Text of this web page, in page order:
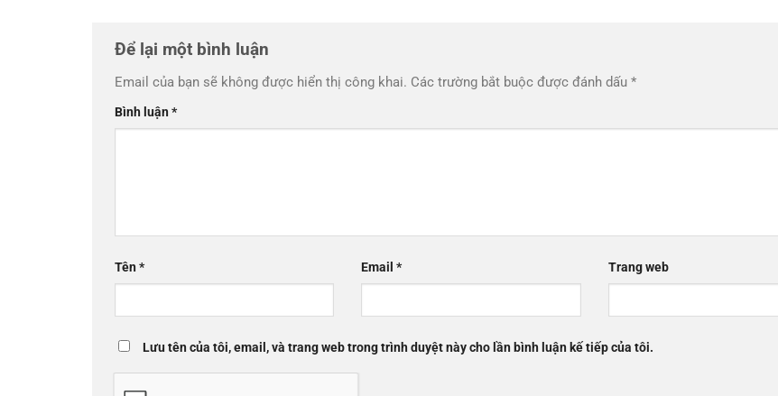
Để lại một bình luận
Email của bạn sẽ không được hiển thị công khai. Các trường bắt buộc được đánh dấu *
Bình luận*
Tên* Email* Trang web
Lưu tên của tôi, email, và trang web trong trình duyệt này cho lần bình luận kế tiếp của tôi.